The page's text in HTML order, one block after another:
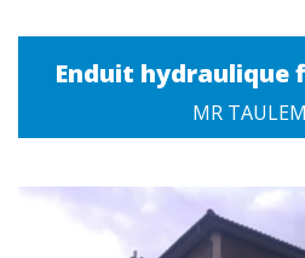
Enduit
MR